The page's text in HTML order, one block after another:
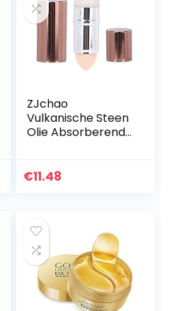
ZJchao
Vulkanische Steen
Olie Absorberende
Beweging,
€11.48